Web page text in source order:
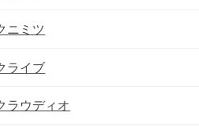
ニミツ
ライブ
ラウディオ